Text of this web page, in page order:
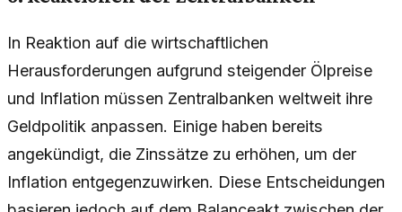
In Reaktion auf die wirtschaftlichen
Herausforderungen aufgrund steigender Ölpreise
und Inflation müssen Zentralbanken weltweit ihre
Geldpolitik anpassen. Einige haben bereits
angekündigt, die Zinssätze zu erhöhen, um der
Inflation entgegenzuwirken. Diese Entscheidungen